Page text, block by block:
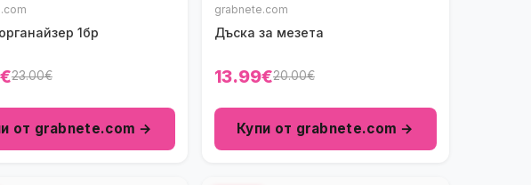
1бр
23.00€
от grabnete.com →
grabnete.com
Дъска за мезета
13.99€20.00€
Купи от grabnete.com →